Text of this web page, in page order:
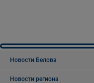
Новости Белова
Новости региона